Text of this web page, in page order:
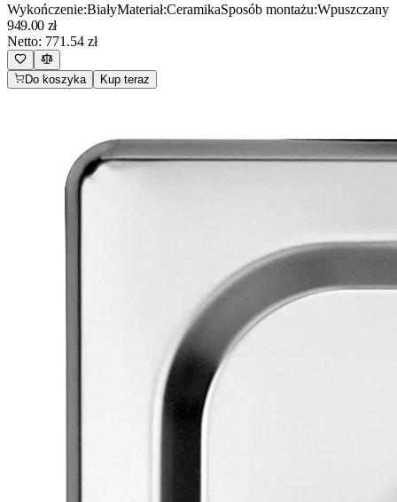
Wykończenie:BiałyMateriał:CeramikaSposób montażu:Wpuszczany
949.00 zł
Netto: 771.54 zł
Do koszyka Kup teraz